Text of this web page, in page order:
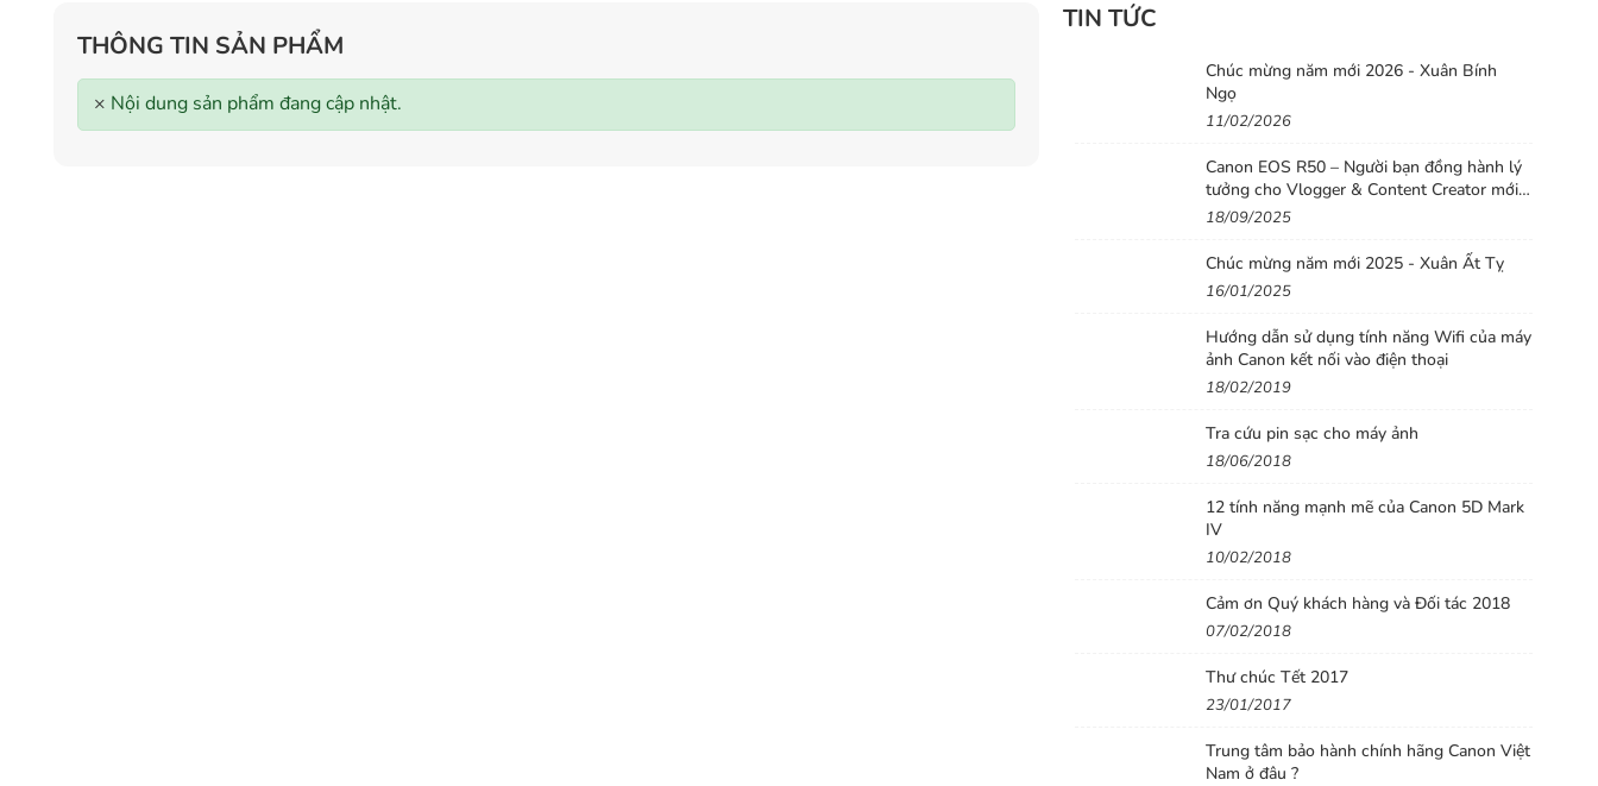
THÔNG TIN SẢN PHẨM
× Nội dung sản phẩm đang cập nhật.
TIN TỨC
Chúc mừng năm mới 2026 - Xuân Bính
Ngọ
11/02/2026
Canon EOS R50 – Người bạn đồng hành lý
tưởng cho Vlogger & Content Creator mới
bắt đầu
18/09/2025
Chúc mừng năm mới 2025 - Xuân Ất Tỵ
16/01/2025
Hướng dẫn sử dụng tính năng Wifi của máy
ảnh Canon kết nối vào điện thoại
18/02/2019
Tra cứu pin sạc cho máy ảnh
18/06/2018
12 tính năng mạnh mẽ của Canon 5D Mark
IV
10/02/2018
Cảm ơn Quý khách hàng và Đối tác 2018
07/02/2018
Thư chúc Tết 2017
23/01/2017
Trung tâm bảo hành chính hãng Canon Việt
Nam ở đâu ?